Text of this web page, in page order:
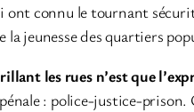
connu le tournant
la jeunesse des quartiers
les rues n’est que
: police-justice-